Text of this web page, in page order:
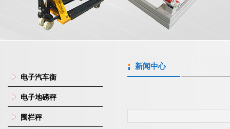
电子汽车衡
电子地磅秤
围栏秤
新闻中心